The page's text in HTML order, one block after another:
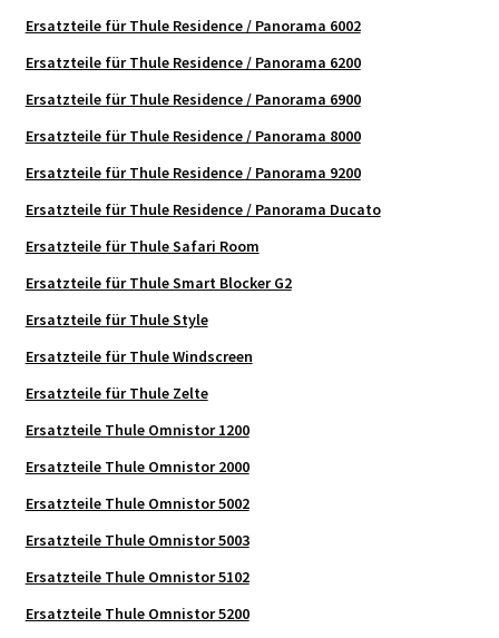
Ersatzteile für Thule Residence / Panorama 6002
Ersatzteile für Thule Residence / Panorama 6200
Ersatzteile für Thule Residence / Panorama 6900
Ersatzteile für Thule Residence / Panorama 8000
Ersatzteile für Thule Residence / Panorama 9200
Ersatzteile für Thule Residence / Panorama Ducato
Ersatzteile für Thule Safari Room
Ersatzteile für Thule Smart Blocker G2
Ersatzteile für Thule Style
Ersatzteile für Thule Windscreen
Ersatzteile für Thule Zelte
Ersatzteile Thule Omnistor 1200
Ersatzteile Thule Omnistor 2000
Ersatzteile Thule Omnistor 5002
Ersatzteile Thule Omnistor 5003
Ersatzteile Thule Omnistor 5102
Ersatzteile Thule Omnistor 5200